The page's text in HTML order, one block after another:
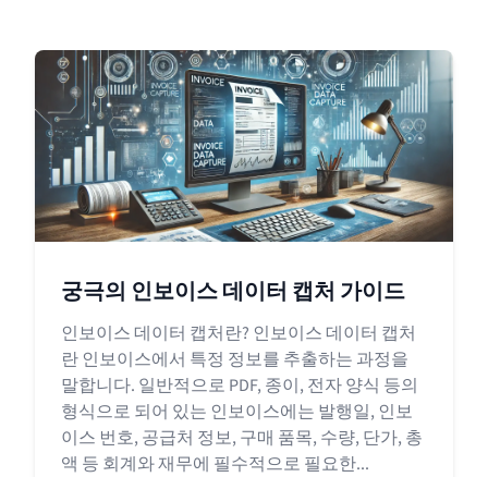
궁극의 인보이스 데이터 캡처 가이드
인보이스 데이터 캡처란? 인보이스 데이터 캡처
란 인보이스에서 특정 정보를 추출하는 과정을
말합니다. 일반적으로 PDF, 종이, 전자 양식 등의
형식으로 되어 있는 인보이스에는 발행일, 인보
이스 번호, 공급처 정보, 구매 품목, 수량, 단가, 총
액 등 회계와 재무에 필수적으로 필요한...